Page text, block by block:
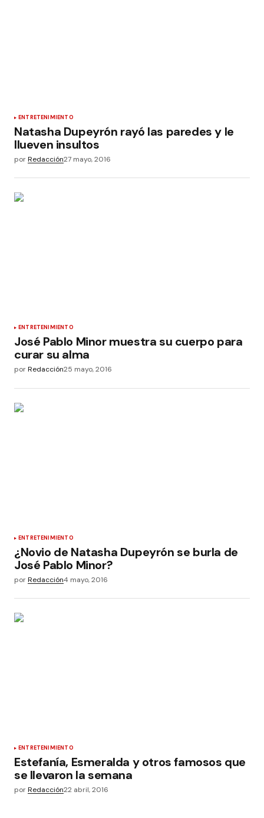
ENTRETENIMIENTO
Natasha Dupeyrón rayó las paredes y le
llueven insultos
porRedacción27 mayo, 2016
ENTRETENIMIENTO
José Pablo Minor muestra su cuerpo para
curar su alma
porRedacción25 mayo, 2016
ENTRETENIMIENTO
¿Novio de Natasha Dupeyrón se burla de
José Pablo Minor?
porRedacción4 mayo, 2016
ENTRETENIMIENTO
Estefanía, Esmeralda y otros famosos que
se llevaron la semana
porRedacción22 abril, 2016